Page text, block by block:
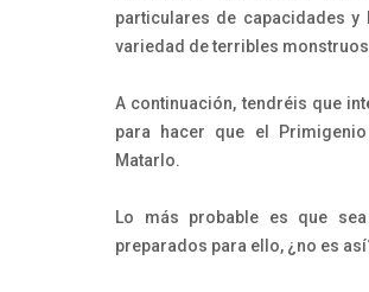
particulares de capacidades
variedad de terribles
A continuación, tendréis que
para hacer que el
Matarlo.
Lo más probable es que
preparados para ello, ¿no es